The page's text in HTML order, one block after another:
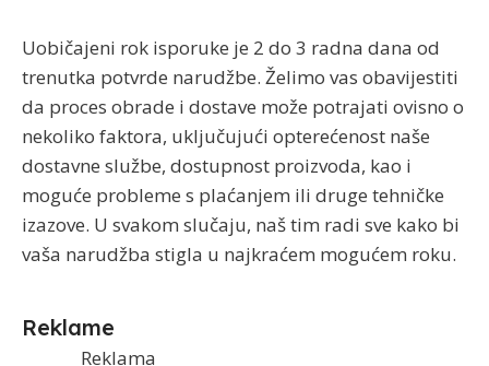
Uobičajeni rok isporuke je 2 do 3 radna dana od
trenutka potvrde narudžbe. Želimo vas obavijestiti
da proces obrade i dostave može potrajati ovisno o
nekoliko faktora, uključujući opterećenost naše
dostavne službe, dostupnost proizvoda, kao i
moguće probleme s plaćanjem ili druge tehničke
izazove. U svakom slučaju, naš tim radi sve kako bi
vaša narudžba stigla u najkraćem mogućem roku.
Reklame
Reklama